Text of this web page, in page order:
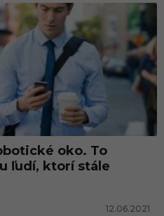
oko. To
ľudí, ktorí stále
12.06.2021